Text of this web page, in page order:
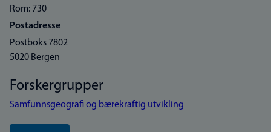
Rom: 730
Postadresse
Postboks 7802
5020 Bergen
Forskergrupper
Samfunnsgeografi og bærekraftig utvikling